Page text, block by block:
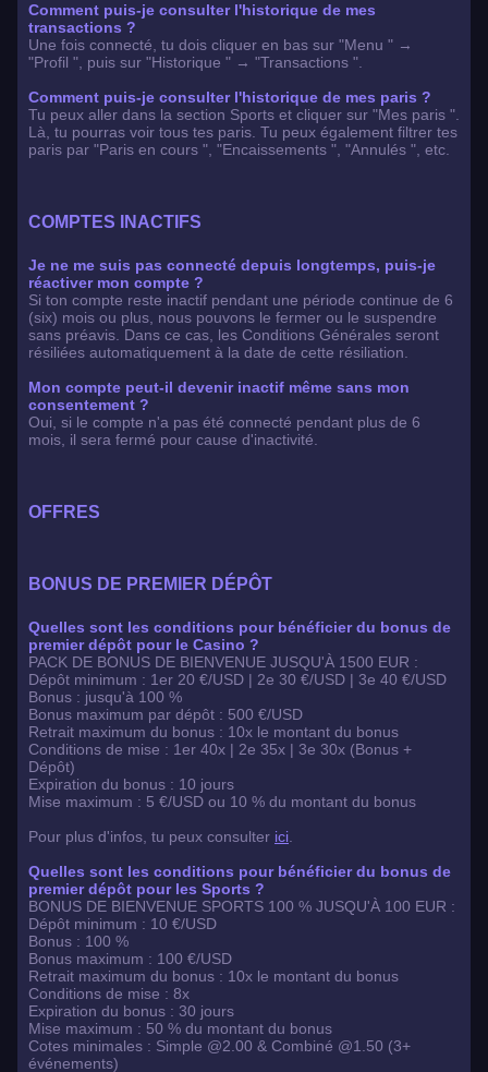
Comment puis-je consulter l'historique de mes
transactions ?
Une fois connecté, tu dois cliquer en bas sur "Menu " →
"Profil ", puis sur "Historique " → "Transactions ".
Comment puis-je consulter l'historique de mes paris ?
Tu peux aller dans la section Sports et cliquer sur "Mes paris ".
Là, tu pourras voir tous tes paris. Tu peux également filtrer tes
paris par "Paris en cours ", "Encaissements ", "Annulés ", etc.
COMPTES INACTIFS
Je ne me suis pas connecté depuis longtemps, puis-je
réactiver mon compte ?
Si ton compte reste inactif pendant une période continue de 6
(six) mois ou plus, nous pouvons le fermer ou le suspendre
sans préavis. Dans ce cas, les Conditions Générales seront
résiliées automatiquement à la date de cette résiliation.
Mon compte peut-il devenir inactif même sans mon
consentement ?
Oui, si le compte n'a pas été connecté pendant plus de 6
mois, il sera fermé pour cause d'inactivité.
OFFRES
BONUS DE PREMIER DÉPÔT
Quelles sont les conditions pour bénéficier du bonus de
premier dépôt pour le Casino ?
PACK DE BONUS DE BIENVENUE JUSQU'À 1500 EUR :
Dépôt minimum : 1er 20 €/USD | 2e 30 €/USD | 3e 40 €/USD
Bonus : jusqu'à 100 %
Bonus maximum par dépôt : 500 €/USD
Retrait maximum du bonus : 10x le montant du bonus
Conditions de mise : 1er 40x | 2e 35x | 3e 30x (Bonus +
Dépôt)
Expiration du bonus : 10 jours
Mise maximum : 5 €/USD ou 10 % du montant du bonus
Pour plus d'infos, tu peux consulter ici
Quelles sont les conditions pour bénéficier du bonus de
premier dépôt pour les Sports ?
BONUS DE BIENVENUE SPORTS 100 % JUSQU'À 100 EUR :
Dépôt minimum : 10 €/USD
Bonus : 100 %
Bonus maximum : 100 €/USD
Retrait maximum du bonus : 10x le montant du bonus
Conditions de mise : 8x
Expiration du bonus : 30 jours
Mise maximum : 50 % du montant du bonus
Cotes minimales : Simple @2.00 & Combiné @1.50 (3+
événements)